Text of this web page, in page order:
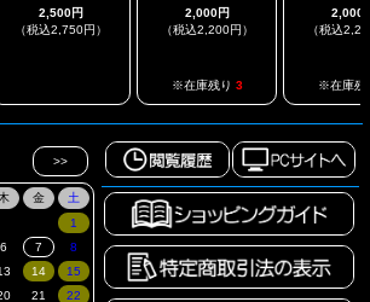
2,500円
（税込2,750円）
2,000円
（税込2,200円）
※在庫残り 3
2,000
（税込
※在庫残